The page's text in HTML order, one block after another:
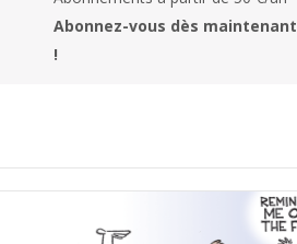
Abonnez-vous dès maintenant
!